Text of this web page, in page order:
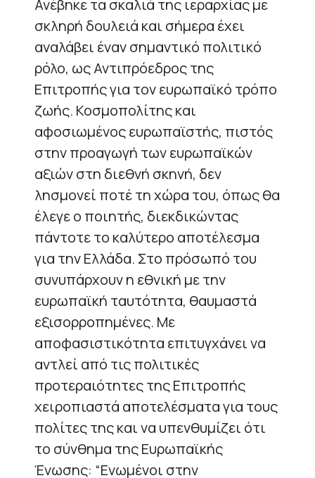
Ανέβηκε τα σκαλιά της ιεραρχίας με
σκληρή δουλειά και σήμερα έχει
αναλάβει έναν σημαντικό πολιτικό
ρόλο, ως Αντιπρόεδρος της
Επιτροπής για τον ευρωπαϊκό τρόπο
ζωής. Κοσμοπολίτης και
αφοσιωμένος ευρωπαϊστής, πιστός
στην προαγωγή των ευρωπαϊκών
αξιών στη διεθνή σκηνή, δεν
λησμονεί ποτέ τη χώρα του, όπως θα
έλεγε ο ποιητής, διεκδικώντας
πάντοτε το καλύτερο αποτέλεσμα
για την Ελλάδα. Στο πρόσωπό του
συνυπάρχουν η εθνική με την
ευρωπαϊκή ταυτότητα, θαυμαστά
εξισορροπημένες. Με
αποφασιστικότητα επιτυγχάνει να
αντλεί από τις πολιτικές
προτεραιότητες της Επιτροπής
χειροπιαστά αποτελέσματα για τους
πολίτες της και να υπενθυμίζει ότι
το σύνθημα της Ευρωπαϊκής
Ένωσης: “Ενωμένοι στην